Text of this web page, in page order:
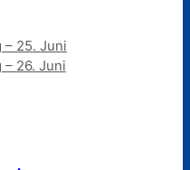
– 25. Juni
– 26. Juni